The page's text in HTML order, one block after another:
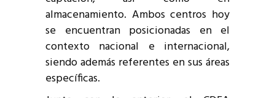
almacenamiento. Ambos centros hoy
se encuentran posicionadas en el
contexto nacional e internacional,
siendo además referentes en sus áreas
específicas.